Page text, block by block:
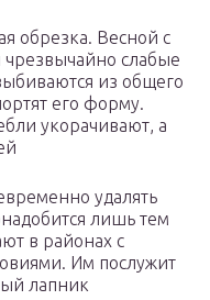
обрезка. Весной с
слабые
из общего
его форму.
укорачивают, а
удалять
лишь тем
в районах с
Им послужит
лапник